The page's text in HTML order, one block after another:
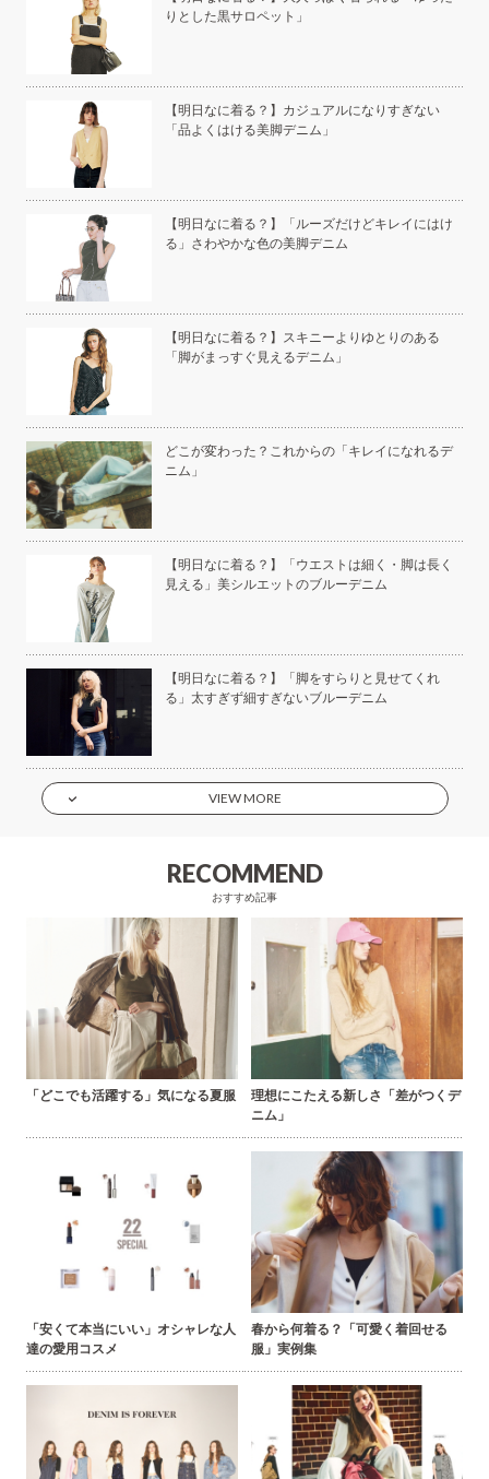
りとした黒サロペット」
【明日なに着る？】カジュアルになりすぎない
「品よくはける美脚デニム」
【明日なに着る？】「ルーズだけどキレイにはけ
る」さわやかな色の美脚デニム
【明日なに着る？】スキニーよりゆとりのある
「脚がまっすぐ見えるデニム」
どこが変わった？これからの「キレイになれるデ
ニム」
【明日なに着る？】「ウエストは細く・脚は長く
見える」美シルエットのブルーデニム
【明日なに着る？】「脚をすらりと見せてくれ
る」太すぎず細すぎないブルーデニム
VIEW MORE
RECOMMEND
おすすめ記事
「どこでも活躍する」気になる夏服
理想にこたえる新しさ「差がつくデ
ニム」
「安くて本当にいい」オシャレな人
達の愛用コスメ
春から何着る？「可愛く着回せる
服」実例集